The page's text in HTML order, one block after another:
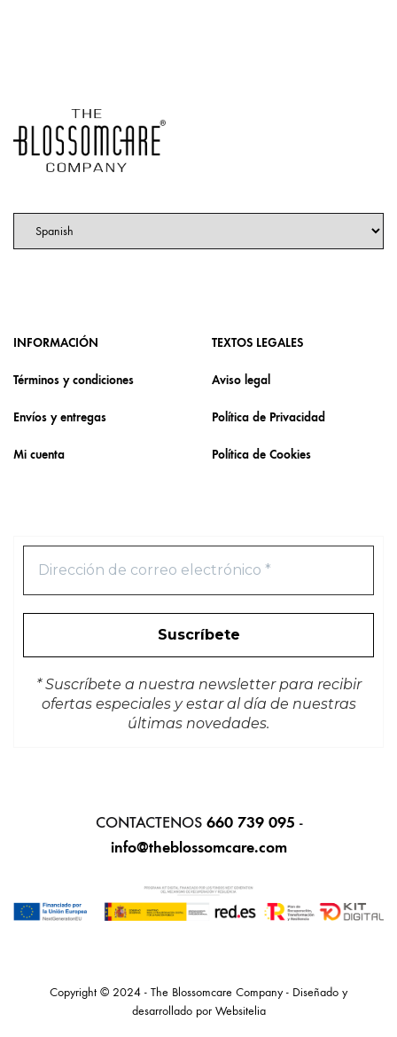
INFORMACIÓN
Términos y condiciones
Envíos y entregas
Mi cuenta
TEXTOS LEGALES
Aviso legal
Política de Privacidad
Política de Cookies
* Suscríbete a nuestra newsletter para recibir
ofertas especiales y estar al día de nuestras
últimas novedades.
CONTACTENOS 660 739 095 -
info@theblossomcare.com
Copyright © 2024 - The Blossomcare Company - Diseñado y
desarrollado por Websitelia